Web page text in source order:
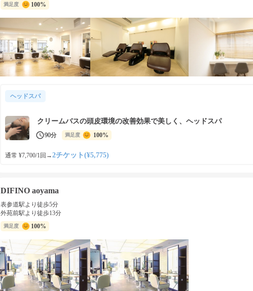
満足度 100%
ヘッドスパ
クリームバスの頭皮環境の改善効果で美しく、ヘッドスパ
90分 満足度 100%
通常 ¥7,700/1回 →2チケット(¥5,775)
DIFINO aoyama
表参道駅より徒歩5分
外苑前駅より徒歩13分
満足度 100%